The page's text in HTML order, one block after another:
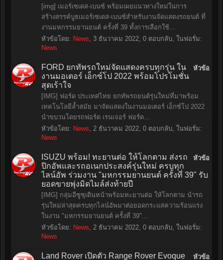
[img] เมอร์เซเดส-เบนซ์ พร้อมเผยแนวทางใหม่ในการ
สร้างสรรค์บูธเมอร์เซเดส-เบนซ์สำหรับงานจัดแสดงรถยนต์ ที่
งานมหกรรมยานยนต์ ครั้งที่ 39 ทั้งการเลือกใช้...
หัวข้อโดย: News, 3 ธันวาคม 2022, 0 ตอบกลับ, ในฟอรั่ม:
News
หัวข้อ
FORD ยกทัพรถใหม่จัดแสดงครบทุกรุ่น ใน
งานมอเตอร์ เอ็กซ์โป 2022 พร้อมโปรโมชั่น
สุดเร้าใจ
[IMG] ฟอร์ด ประเทศไทย ยกทัพรถยนต์รุ่นใหม่ที่มาพร้อม
เทคโนโลยีล้ำสมัย มาจัดแสดงในงานมอเตอร์ เอ็กซ์โป 2022
นำขบวนโดยรถฟอร์ด เรนเจอร์ ฟอร์ด...
หัวข้อโดย: News, 2 ธันวาคม 2022, 0 ตอบกลับ, ในฟอรั่ม:
News
หัวข้อ
ISUZU พร้อม! ทะยานต่อ ให้โลกตาม ส่งรถ
ปิกอัพและรถอเนกประสงค์รุ่นใหม่ ครบทุก
ไลน์อัพ ร่วมงาน "มหกรรมยานยนต์ ครั้งที่ 39" รับ
ยอดขายพุ่งมิดไมล์ส่งท้ายปี
[IMG] กลุ่มอีซูซุเดินหน้าพร้อมทะยานต่อ ให้โลกตาม นำรถ
รุ่นใหม่ล่าสุดครบทุกไลน์อัพมาต่อยอดกระแสความร้อนแรง
ในงาน "มหกรรมยานยนต์ ครั้งที่ 39"...
หัวข้อโดย: News, 2 ธันวาคม 2022, 0 ตอบกลับ, ในฟอรั่ม:
News
หัวข้อ
Land Rover เปิดตัว Range Rover Evoque